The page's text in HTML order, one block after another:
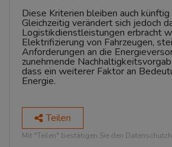
Diese Kriterien bleiben auch
Gleichzeitig verändert sich jedoch
Logistikdienstleistungen erbracht
Elektrifizierung von Fahrzeugen,
Anforderungen an die
zunehmende
dass ein weiterer Faktor an
Energie.
Teilen
Mit "Teilen" bestätigen Sie den